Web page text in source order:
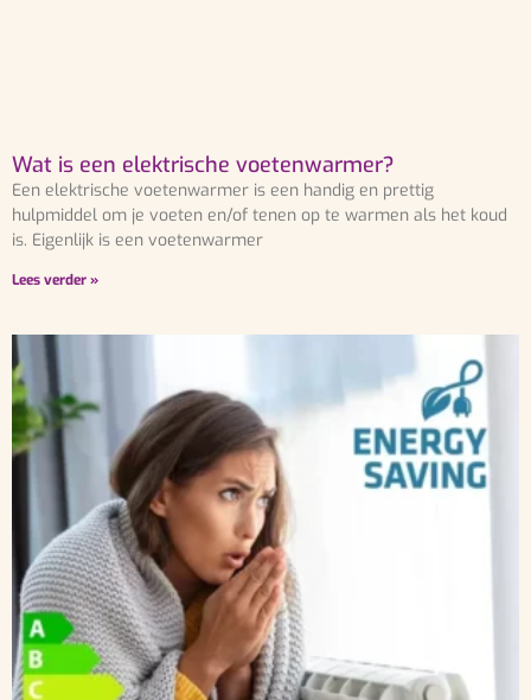
Wat is een elektrische voetenwarmer?
Een elektrische voetenwarmer is een handig en prettig
hulpmiddel om je voeten en/of tenen op te warmen als het koud
is. Eigenlijk is een voetenwarmer
Lees verder »